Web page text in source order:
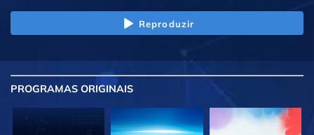
Reproduzir
PROGRAMAS ORIGINAIS